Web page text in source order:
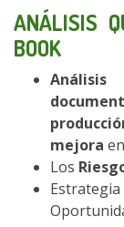
ANÁLISIS
BOOK
mejora
Los